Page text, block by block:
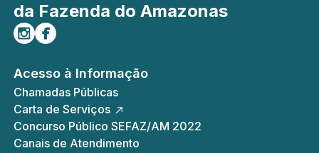
da Fazenda do Amazonas
Siga-nos no Instagram
Curta-nos no Facebook
Acesso à Informação
Chamadas Públicas
Carta de Serviços
Concurso Público SEFAZ/AM 2022
Canais de Atendimento